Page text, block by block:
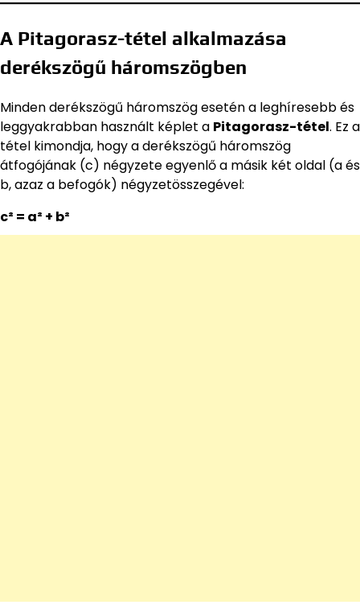
A Pitagorasz-tétel alkalmazása
derékszögű háromszögben
Minden derékszögű háromszög esetén a leghíresebb és
leggyakrabban használt képlet a Pitagorasz-tétel. Ez a
tétel kimondja, hogy a derékszögű háromszög
átfogójának (c) négyzete egyenlő a másik két oldal (a és
b, azaz a befogók) négyzetösszegével:
c² = a² + b²